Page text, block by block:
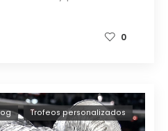
0
Trofeos personalizados